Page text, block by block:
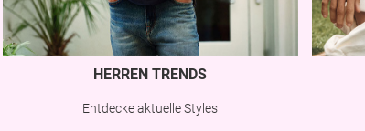
HERREN TRENDS
Entdecke aktuelle Styles